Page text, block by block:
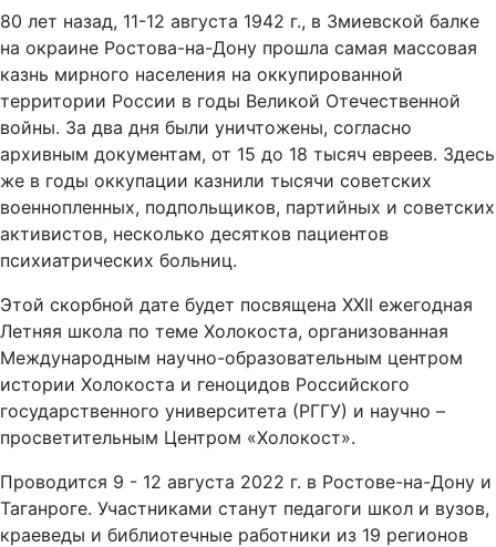
80 лет назад, 11-12 августа 1942 г., в Змиевской балке
на окраине Ростова-на-Дону прошла самая массовая
казнь мирного населения на оккупированной
территории России в годы Великой Отечественной
войны. За два дня были уничтожены, согласно
архивным документам, от 15 до 18 тысяч евреев. Здесь
же в годы оккупации казнили тысячи советских
военнопленных, подпольщиков, партийных и советских
активистов, несколько десятков пациентов
психиатрических больниц.
Этой скорбной дате будет посвящена XXII ежегодная
Летняя школа по теме Холокоста, организованная
Международным научно-образовательным центром
истории Холокоста и геноцидов Российского
государственного университета (РГГУ) и научно –
просветительным Центром «Холокост».
Проводится 9 - 12 августа 2022 г. в Ростове-на-Дону и
Таганроге. Участниками станут педагоги школ и вузов,
краеведы и библиотечные работники из 19 регионов